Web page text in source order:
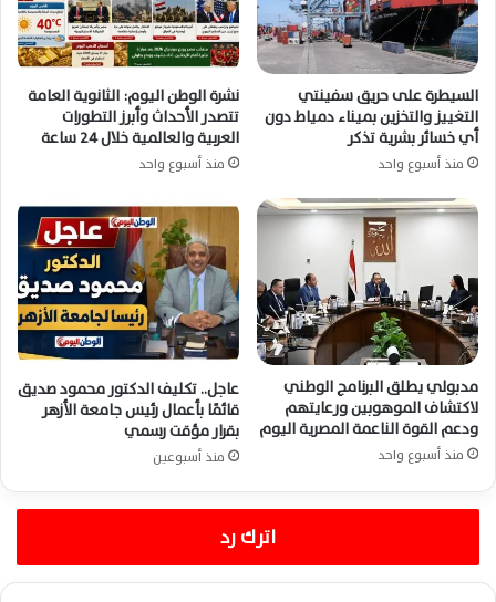
السيطرة على حريق سفينتي
التغييز والتخزين بميناء دمياط دون
أي خسائر بشرية تذكر
منذ أسبوع واحد
نشرة الوطن اليوم: الثانوية العامة
تتصدر الأحداث وأبرز التطورات
العربية والعالمية خلال 24 ساعة
منذ أسبوع واحد
مدبولي يطلق البرنامج الوطني
لاكتشاف الموهوبين ورعايتهم
ودعم القوة الناعمة المصرية اليوم
منذ أسبوع واحد
عاجل.. تكليف الدكتور محمود صديق
قائمًا بأعمال رئيس جامعة الأزهر
بقرار مؤقت رسمي
منذ أسبوعين
اترك رد